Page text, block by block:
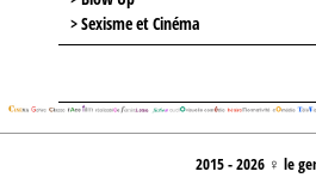
> Sexisme et Cinéma
2015 - 2026 ♀ le